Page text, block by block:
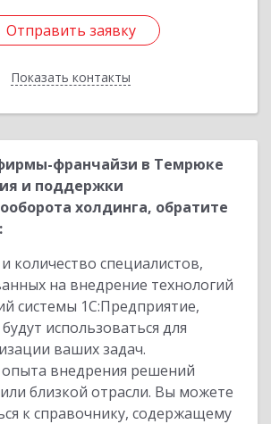
Отправить заявку
Показать контакты
Отправить заявку
Назад
франчайзи в Темрюке
и поддержки
холдинга, обратите
количество специалистов,
на внедрение технологий
системы 1С:Предприятие,
использоваться для
ваших задач.
внедрения решений
близкой отрасли. Вы можете
к справочнику, содержащему